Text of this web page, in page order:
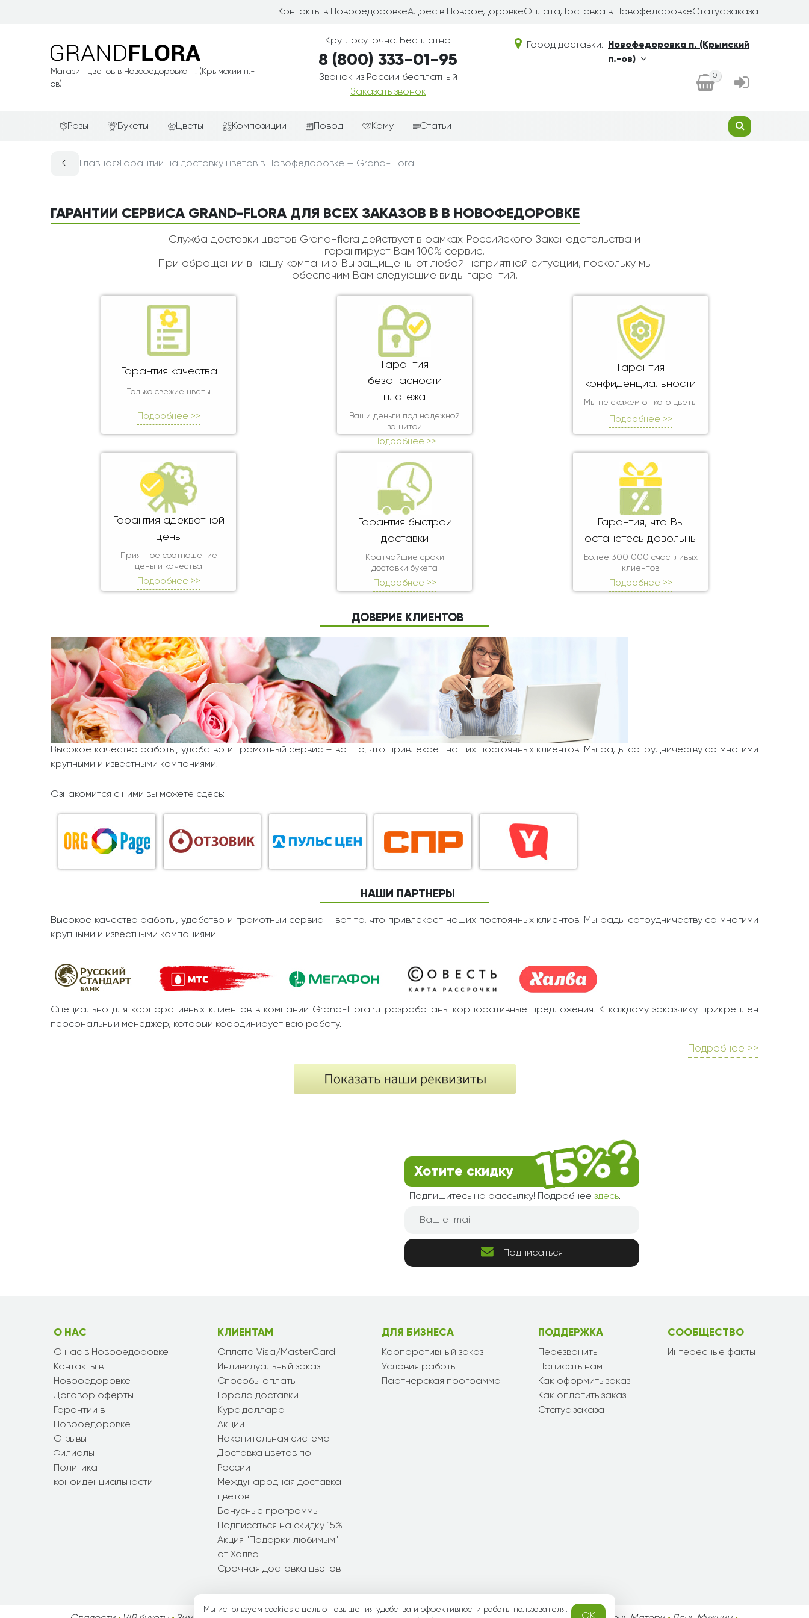
Контакты в НовофедоровкеАдрес в НовофедоровкеОплатаДоставка в НовофедоровкеСтатус заказа
Магазин цветов в Новофедоровка п. (Крымский п.-
ов)
Круглосуточно. Бесплатно
8 (800) 333-01-95
Звонок из России бесплатный
Заказать звонок
Город доставки:
Новофедоровка п. (Крымский
п.-ов)
0
Розы
Зелёные розы
Сердца из роз
Букеты
Недорогие цветы
В крафтовой бумаге
Разноцветные
Эксклюзивные букеты
Цветы
Каллы
Лилии
Хризантемы
Эустома
Композиции
Цветочные
Цветочные корзины
Цветы в коробке
Повод
цветам
День рождения
Любовь
Просто так
Кому
Мужчине
Папе
Ребенку
Сестре
Брату
Врачу
Коллеге
Бабушке
Статьи
← Главная Гарантии на доставку цветов в Новофедоровке — Grand-Flora
ГАРАНТИИ СЕРВИСА GRAND-FLORA ДЛЯ ВСЕХ ЗАКАЗОВ В В НОВОФЕДОРОВКЕ
Служба доставки цветов Grand-flora действует в рамках Российского Законодательства и
гарантирует Вам 100% сервис!
При обращении в нашу компанию Вы защищены от любой неприятной ситуации, поскольку мы
обеспечим Вам следующие виды гарантий.
Гарантия качества
Только свежие цветы
Подробнее >>
Гарантия
безопасности
платежа
Ваши деньги под надежной
защитой
Подробнее >>
Гарантия
конфиденциальности
Мы не скажем от кого цветы
Подробнее >>
Гарантия адекватной
цены
Приятное соотношение
цены и качества
Подробнее >>
Гарантия быстрой
доставки
Кратчайшие сроки
доставки букета
Подробнее >>
Гарантия, что Вы
останетесь довольны
Более 300 000 счастливых
клиентов
Подробнее >>
ДОВЕРИЕ КЛИЕНТОВ
Высокое качество работы, удобство и грамотный сервис – вот то, что привлекает наших постоянных клиентов. Мы рады сотрудничеству со многими
крупными и известными компаниями.
Ознакомится с ними вы можете сдесь:
НАШИ ПАРТНЕРЫ
Высокое качество работы, удобство и грамотный сервис – вот то, что привлекает наших постоянных клиентов. Мы рады сотрудничеству со многими
крупными и известными компаниями.
Специально для корпоративных клиентов в компании Grand-Flora.ru разработаны корпоративные предложения. К каждому заказчику прикреплен
персональный менеджер, который координирует всю работу.
Подробнее >>
Хотите скидку
Подпишитесь на рассылку! Подробнее здесь.
Подписаться
О НАС
О нас в Новофедоровке
Контакты в
Новофедоровке
Договор оферты
Гарантии в
Новофедоровке
Отзывы
Филиалы
Политика
конфиденциальности
КЛИЕНТАМ
Оплата Visa/MasterCard
Индивидуальный заказ
Способы оплаты
Города доставки
Курс доллара
Акции
Накопительная система
Доставка цветов по
России
Международная доставка
цветов
Бонусные программы
Подписаться на скидку 15%
Акция "Подарки любимым"
от Халва
Срочная доставка цветов
ДЛЯ БИЗНЕСА
Корпоративный заказ
Условия работы
Партнерская программа
ПОДДЕРЖКА
Перезвонить
Написать нам
Как оформить заказ
Как оплатить заказ
Статус заказа
СООБЩЕСТВО
Интересные факты
Мы используем cookies с целью повышения удобства и эффективности работы пользователя.